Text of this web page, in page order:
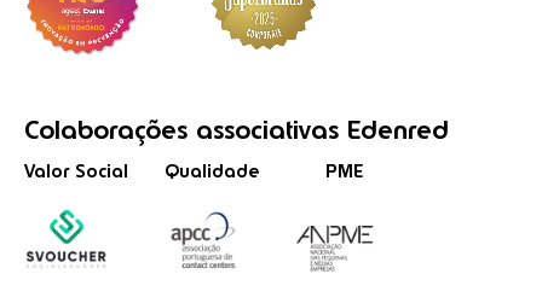
Colaborações associativas Edenred
Valor Social Qualidade PME